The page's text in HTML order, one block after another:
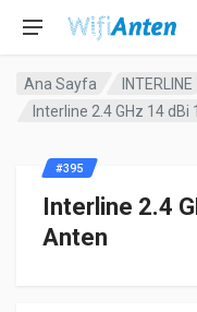
Ana Sayfa
INTERLINE
Interline 2.4 GHz 14 dBi
Interline 2.4
Anten
#395